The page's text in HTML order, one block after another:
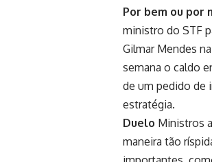
Por bem ou por
ministro do STF
Gilmar Mendes
semana o caldo
de um pedido de
estratégia.
Duelo Ministros
maneira tão